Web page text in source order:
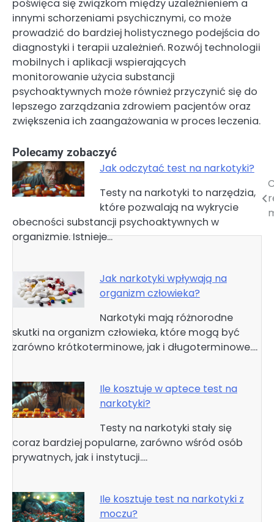
poświęca się związkom między uzależnieniem a
innymi schorzeniami psychicznymi, co może
prowadzić do bardziej holistycznego podejścia do
diagnostyki i terapii uzależnień. Rozwój technologii
mobilnych i aplikacji wspierających
monitorowanie użycia substancji
psychoaktywnych może również przyczynić się do
lepszego zarządzania zdrowiem pacjentów oraz
zwiększenia ich zaangażowania w proces leczenia.
Polecamy zobaczyć
Jak odczytać test na narkotyki?
Testy na narkotyki to narzędzia,
które pozwalają na wykrycie
obecności substancji psychoaktywnych w
organizmie. Istnieje…
Jak narkotyki wpływają na
organizm człowieka?
Narkotyki mają różnorodne
skutki na organizm człowieka, które mogą być
zarówno krótkoterminowe, jak i długoterminowe.…
Ile kosztuje w aptece test na
narkotyki?
Testy na narkotyki stały się
coraz bardziej popularne, zarówno wśród osób
prywatnych, jak i instytucji.…
Ile kosztuje test na narkotyki z
moczu?
Nawigacja